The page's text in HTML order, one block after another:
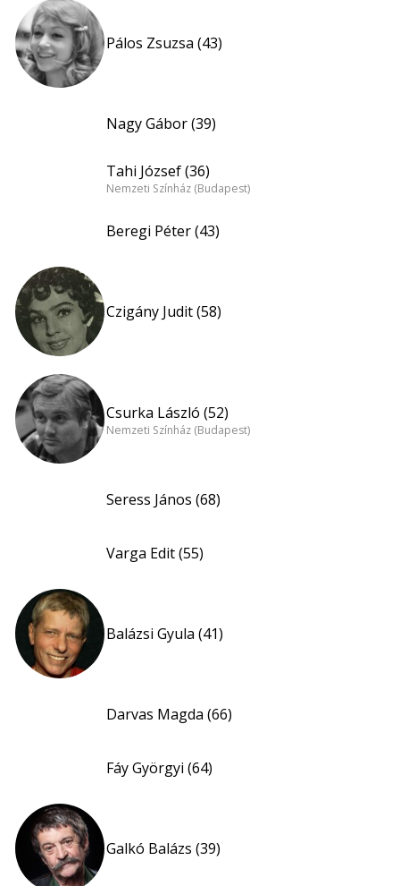
Pálos Zsuzsa (43)
Nagy Gábor (39)
Tahi József (36)
Nemzeti Színház (Budapest)
Beregi Péter (43)
Czigány Judit (58)
Csurka László (52)
Nemzeti Színház (Budapest)
Seress János (68)
Varga Edit (55)
Balázsi Gyula (41)
Darvas Magda (66)
Fáy Györgyi (64)
Galkó Balázs (39)